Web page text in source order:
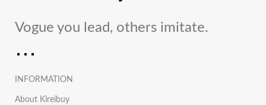
Vogue you lead, others imitate.
INFORMATION
About Kireibuy